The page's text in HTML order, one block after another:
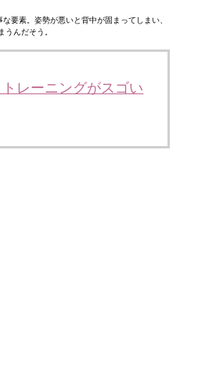
要素。姿勢が悪いと背中が固まってしまい、
んだそう。
レーニングがスゴい